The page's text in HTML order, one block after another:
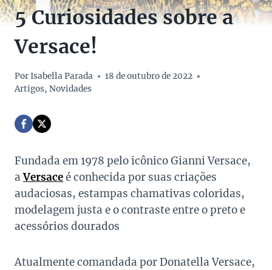
5 Curiosidades sobre a
Versace!
PorIsabella Parada
18 de outubro de 2022
Artigos, Novidades
Fundada em 1978 pelo icônicoGianni Versace,
aVersaceé conhecida por suas criações
audaciosas, estampas chamativas coloridas,
modelagem justa e o contraste entre o preto e
acessórios dourados
Atualmente comandada por Donatella Versace,